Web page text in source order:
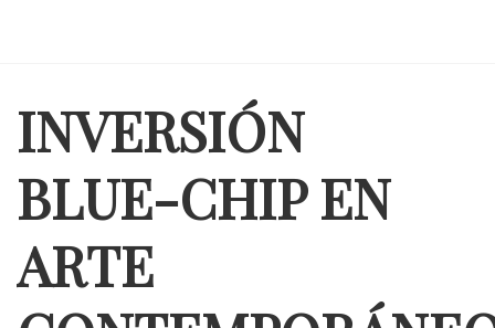
INVERSIÓN
BLUE-CHIP EN
ARTE